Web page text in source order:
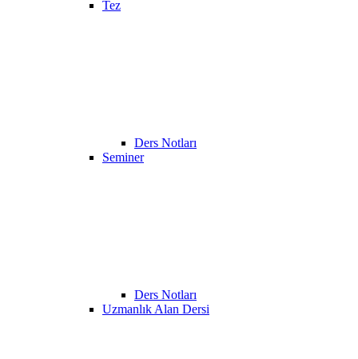
Tez
Ders Notları
Seminer
Ders Notları
Uzmanlık Alan Dersi